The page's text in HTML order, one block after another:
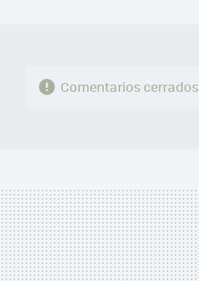
Comentarios cerrados